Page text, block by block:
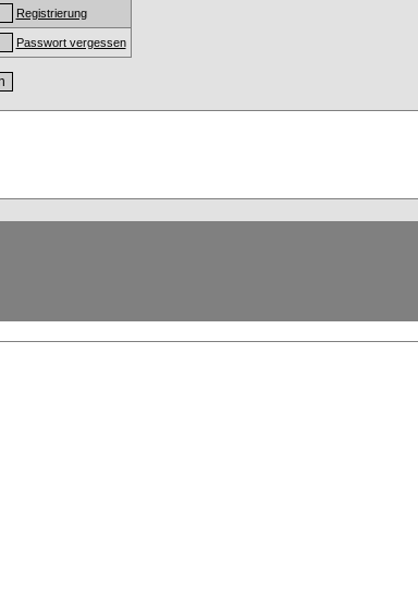
Registrierung
Passwort vergessen